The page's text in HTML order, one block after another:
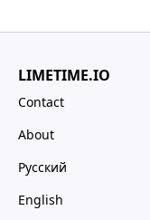
LIMETIME.IO
Contact
About
Русский
English